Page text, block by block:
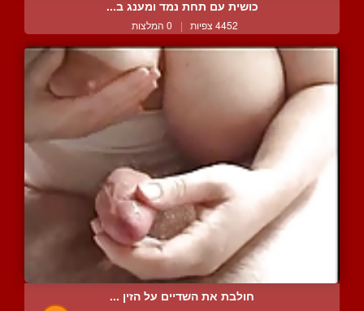
כושית עם תחת נמד ומענג ב...
4452 צפיות | 0 המלצות
חולבת את השדיים על הזין ...